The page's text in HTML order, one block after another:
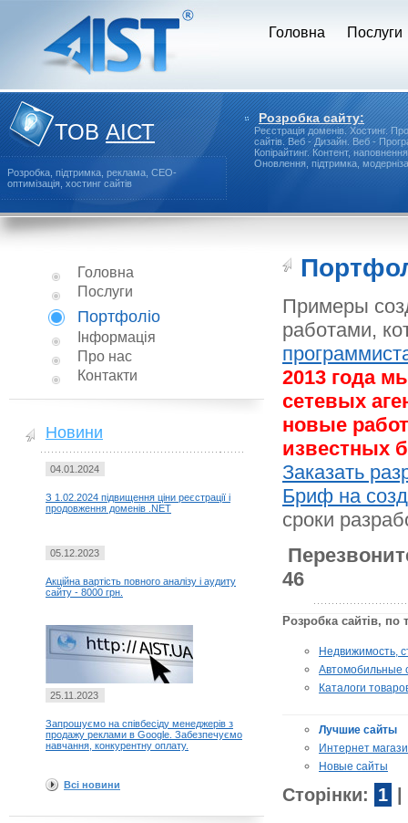
Головна Послуги
ТОВАІСТ
Розробка, підтримка, реклама, СЕО-
оптимізація, хостинг сайтів
Розробка сайту:
Реєстрація доменів. Хостинг.
сайтів. Веб - Дизайн. Веб -
Копірайтинг. Контент,
Оновлення, підтримка,
Примеры
работами,
2013 года
сетевых
новые
известных
Заказать
Бриф на
сроки
46
Розробка сайтів, по
Недвижимость,
Автомобильные
Каталоги
Лучшие сайты
Интернет
Новые сайты
Сторінки: 1
Головна
Послуги
Портфоліо
Інформація
Про нас
Контакти
Новини
04.01.2024
З 1.02.2024 підвищення ціни реєстрації і
продовження доменів .NET
05.12.2023
Акційна вартість повного аналізу і аудиту
сайту - 8000 грн.
25.11.2023
Запрошуємо на співбесіду менеджерів з
продажу реклами в Google. Забезпечуємо
навчання, конкурентну оплату.
Всі новини